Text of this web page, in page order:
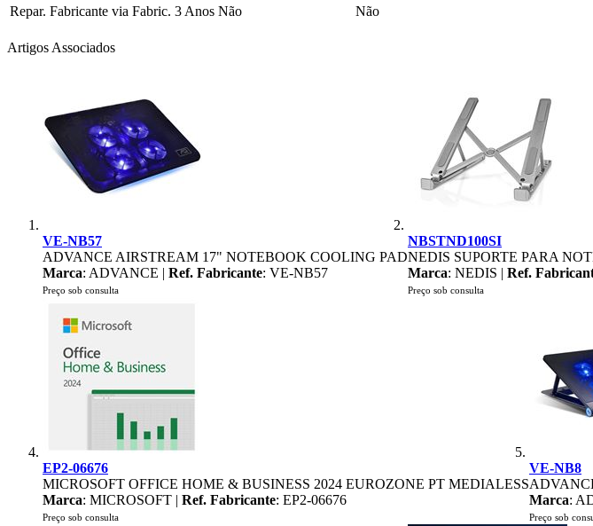
Repar. Fabricante via Fabric. 3 Anos Não Não
Artigos Associados
VE-NB57
ADVANCE AIRSTREAM 17" NOTEBOOK COOLING PAD
Marca: ADVANCE | Ref. Fabricante: VE-NB57
Preço sob consulta
NBSTND100SI
NEDIS SUPORTE PARA
Marca: NEDIS | Ref.
Preço sob consulta
EP2-06676
MICROSOFT OFFICE HOME & BUSINESS 2024 EUROZONE PT MEDIALESS
Marca: MICROSOFT | Ref. Fabricante: EP2-06676
Preço sob consulta
VE-NB8
Marca:
Preço sob